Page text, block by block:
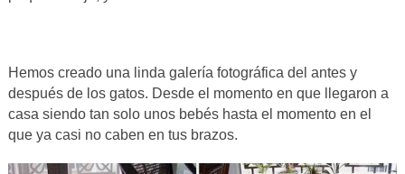
Hemos creado una linda galería fotográfica del antes y
después de los gatos. Desde el momento en que llegaron a
casa siendo tan solo unos bebés hasta el momento en el
que ya casi no caben en tus brazos.